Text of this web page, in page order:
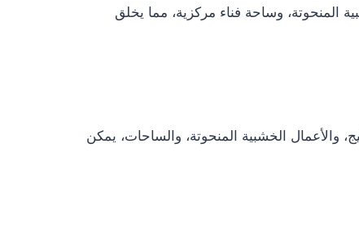
المنحوتة، وساحة فناء مركزية، مما يخلق
والأعمال الخشبية المنحوتة، والساحات، يمكن